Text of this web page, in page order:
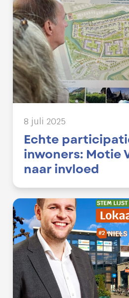
8 juli 2025
Echte
inwoners: Motie
naar invloed